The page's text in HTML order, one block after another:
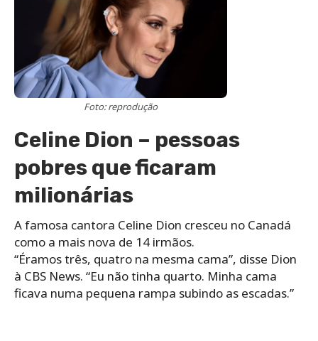
Foto: reprodução
Celine Dion – pessoas
pobres que ficaram
milionárias
A famosa cantora Celine Dion cresceu no Canadá
como a mais nova de 14 irmãos.
“Éramos três, quatro na mesma cama”, disse Dion
à CBS News. “Eu não tinha quarto. Minha cama
ficava numa pequena rampa subindo as escadas.”